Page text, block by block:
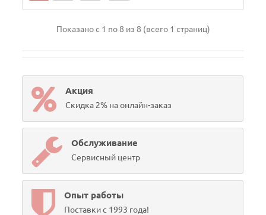
Показано с 1 по 8 из 8 (всего 1 страниц)
Акция
Скидка 2% на онлайн-заказ
Обслуживание
Сервисный центр
Опыт работы
Поставки с 1993 года!